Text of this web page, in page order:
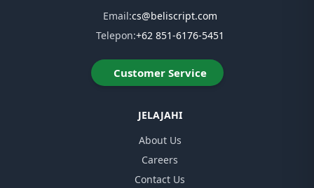
Email:cs@beliscript.com
Telepon:+62 851-6176-5451
Customer Service
JELAJAHI
About Us
Careers
Contact Us